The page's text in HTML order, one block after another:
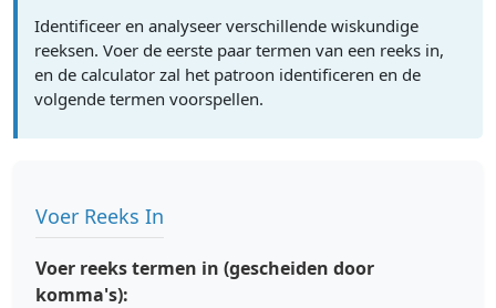
Identificeer en analyseer verschillende wiskundige
reeksen. Voer de eerste paar termen van een reeks in,
en de calculator zal het patroon identificeren en de
volgende termen voorspellen.
Voer Reeks In
Voer reeks termen in (gescheiden door
komma's):